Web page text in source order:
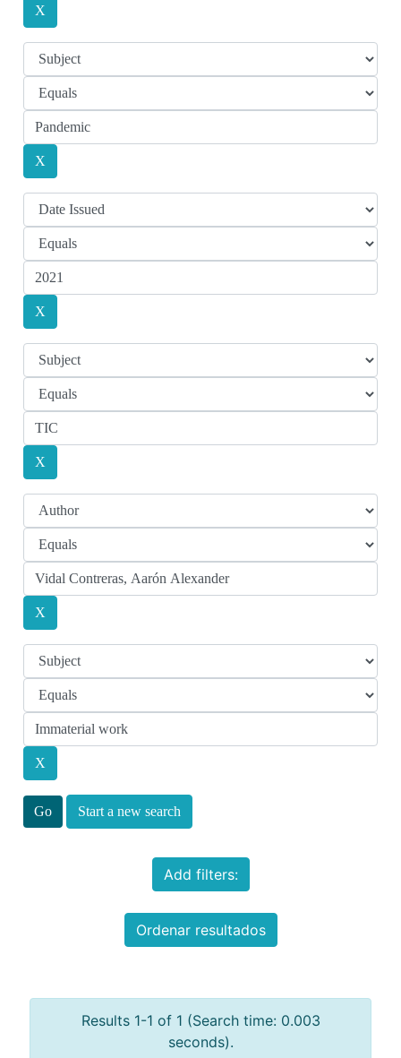
Start a new search
Add filters:
Ordenar resultados
Results 1-1 of 1 (Search time: 0.003
seconds).